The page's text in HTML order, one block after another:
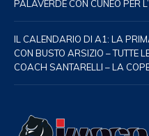
PALAVERDE CON CUNEO PER
IL CALENDARIO DI A1: LA
CON BUSTO ARSIZIO – TUTTE
COACH SANTARELLI – LA